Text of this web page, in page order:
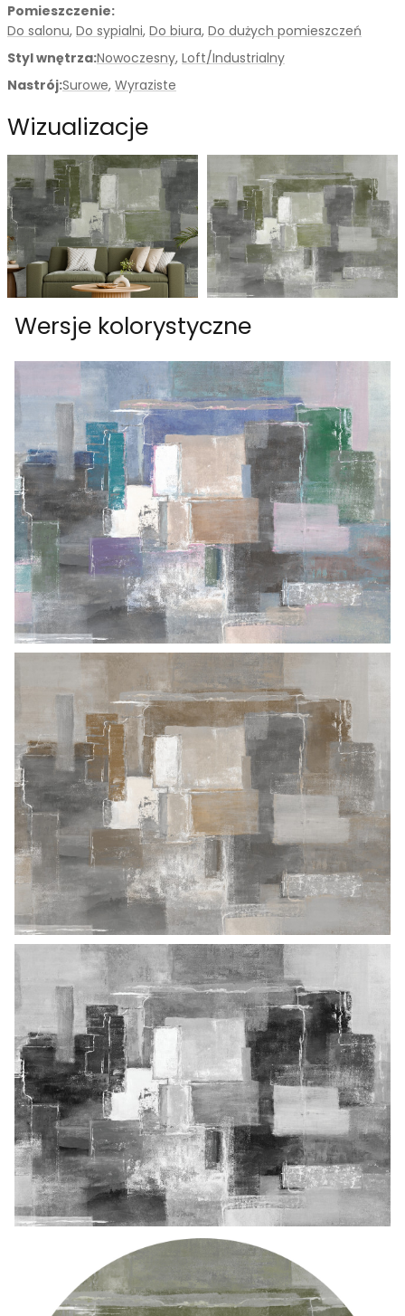
Pomieszczenie:
Do salonu, Do sypialni, Do biura, Do dużych pomieszczeń
Styl wnętrza:Nowoczesny, Loft/Industrialny
Nastrój:Surowe, Wyraziste
Wizualizacje
Wersje kolorystyczne